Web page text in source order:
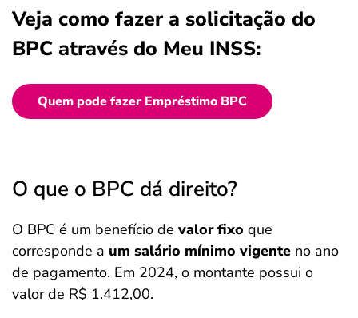
Veja como fazer a solicitação do
BPC através do Meu INSS:
Quem pode fazer Empréstimo BPC
O que o BPC dá direito?
O BPC é um benefício de valor fixo que
corresponde a um salário mínimo vigente no ano
de pagamento. Em 2024, o montante possui o
valor de R$ 1.412,00.